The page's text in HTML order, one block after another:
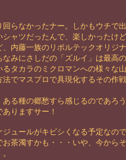
らなかったナー。しかもウチで
ャツだったんで、楽しかったけ
内藤一族のリボルテックオリジ
みにさしだの「ズルイ」は最高
タカラのミクロマンへの様々な
でマスプロで具現化するその作
る種の郷愁すら感じるのであろ
りますサー！
ュールがキビシくなる予定なの
茶濁すかも・・・いや、今から